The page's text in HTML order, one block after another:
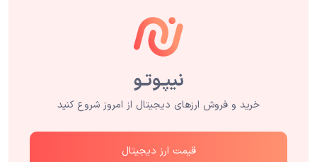
خرید و فروش ارزهای دیجیتال از امروز شروع کنید
قیمت ارز دیجیتال